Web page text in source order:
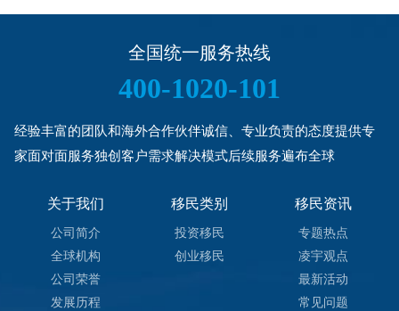
全国统一服务热线
400-1020-101
经验丰富的团队和海外合作伙伴诚信、专业负责的态度提供专
家面对面服务独创客户需求解决模式后续服务遍布全球
关于我们
公司简介
全球机构
公司荣誉
发展历程
移民类别
投资移民
创业移民
移民资讯
专题热点
凌宇观点
最新活动
常见问题